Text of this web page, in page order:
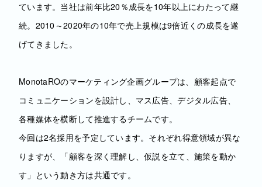
ています。当社は前年比20％成長を10年以上にわたって継
続。2010～2020年の10年で売上規模は9倍近くの成長を遂
げてきました。
MonotaROのマーケティング企画グループは、顧客起点で
コミュニケーションを設計し、マス広告、デジタル広告、
各種媒体を横断して推進するチームです。
今回は2名採用を予定しています。それぞれ得意領域が異な
りますが、「顧客を深く理解し、仮説を立て、施策を動か
す」という動き方は共通です。